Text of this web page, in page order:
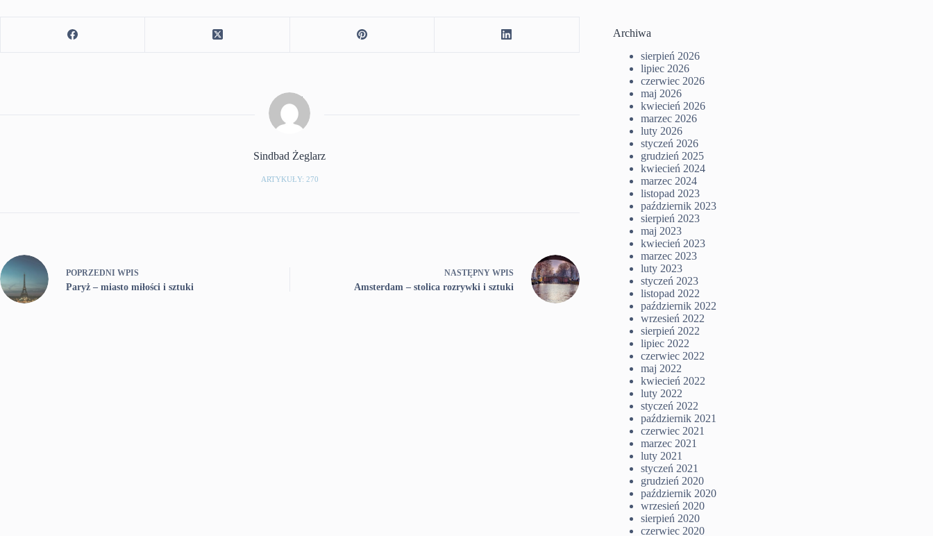
Sindbad Żeglarz
ARTYKUŁY: 270
POPRZEDNI WPIS
Paryż – miasto miłości i sztuki
NASTĘPNY WPIS
Amsterdam – stolica rozrywki i sztuki
Archiwa
sierpień 2026
lipiec 2026
czerwiec 2026
maj 2026
kwiecień 2026
marzec 2026
luty 2026
styczeń 2026
grudzień 2025
kwiecień 2024
marzec 2024
listopad 2023
październik 2023
sierpień 2023
maj 2023
kwiecień 2023
marzec 2023
luty 2023
styczeń 2023
listopad 2022
październik 2022
wrzesień 2022
sierpień 2022
lipiec 2022
czerwiec 2022
maj 2022
kwiecień 2022
luty 2022
styczeń 2022
październik 2021
czerwiec 2021
marzec 2021
luty 2021
styczeń 2021
grudzień 2020
październik 2020
wrzesień 2020
sierpień 2020
czerwiec 2020